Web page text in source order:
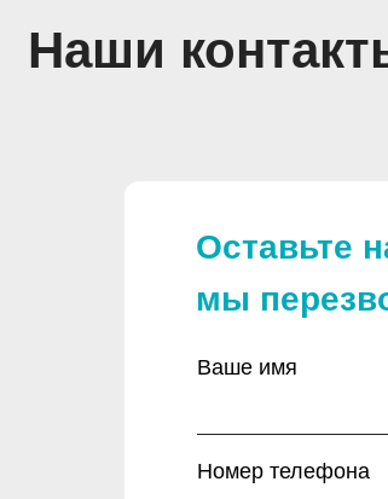
Наши
Оставьте
мы
Ваше имя
Номер телефона